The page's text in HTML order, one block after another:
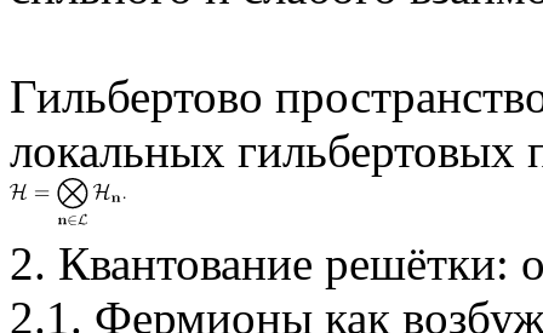
Гильбертово
локальных гильбертовых
2. Квантование решётки:
2.1. Фермионы как